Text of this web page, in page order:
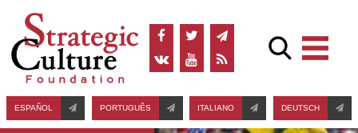
ESPAÑOL PORTUGUÊS ITALIANO DEUTSCH